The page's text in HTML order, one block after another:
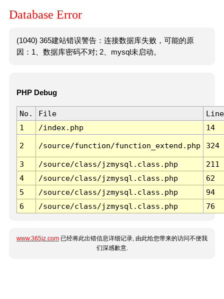
Database Error
(1040) 365建站错误警告：连接数据库失败，可能的原
因：1、数据库密码不对; 2、mysql未启动。
PHP Debug
No. File
Line
1
/index.php 14
2 /source/function/function_extend.php 324
3 /source/class/jzmysql.class.php
211
4
/source/class/jzmysql.class.php
62
5
/source/class/jzmysql.class.php
94
6
/source/class/jzmysql.class.php 76
www.365jz.com 已经将此出错信息详细记录, 由此给您带来的访问不便我
们深感歉意.